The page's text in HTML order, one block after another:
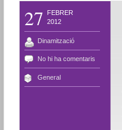
27
FEBRER
2012
Dinamització
No hi ha comentaris
General